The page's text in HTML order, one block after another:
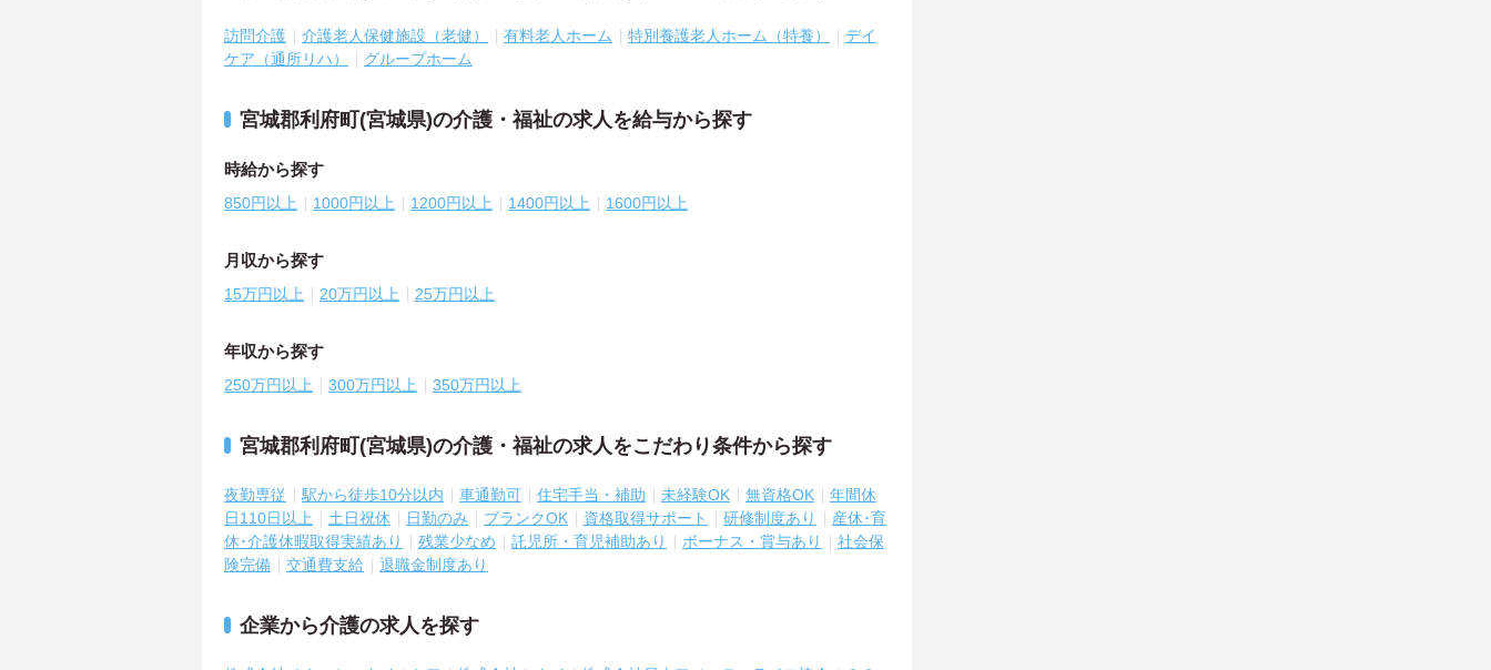
訪問介護 介護老人保健施設（老健） 有料老人ホーム 特別養護老人ホーム（特養）
デイ
ケア（通所リハ）
グループホーム
宮城郡利府町(宮城県)の介護・福祉の求人を給与から探す
時給から探す
850円以上 1000円以上 1200円以上 1400円以上 1600円以上
月収から探す
15万円以上 20万円以上 25万円以上
年収から探す
250万円以上 300万円以上 350万円以上
宮城郡利府町(宮城県)の介護・福祉の求人をこだわり条件から探す
夜勤専従 駅から徒歩10分以内 車通勤可 住宅手当・補助 未経験OK 無資格OK
年間休
日110日以上
土日祝休 日勤のみ ブランクOK 資格取得サポート 研修制度あり
産休･育
休･介護休暇取得実績あり
残業少なめ 託児所・育児補助あり ボーナス・賞与あり
社会保
険完備
交通費支給 退職金制度あり
企業から介護の求人を探す